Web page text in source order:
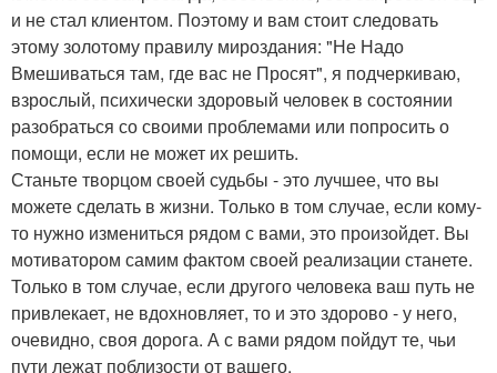
и не стал клиентом. Поэтому и вам стоит следовать
этому золотому правилу мироздания: "Не Надо
Вмешиваться там, где вас не Просят", я подчеркиваю,
взрослый, психически здоровый человек в состоянии
разобраться со своими проблемами или попросить о
помощи, если не может их решить.
Станьте творцом своей судьбы - это лучшее, что вы
можете сделать в жизни. Только в том случае, если кому-
то нужно измениться рядом с вами, это произойдет. Вы
мотиватором самим фактом своей реализации станете.
Только в том случае, если другого человека ваш путь не
привлекает, не вдохновляет, то и это здорово - у него,
очевидно, своя дорога. А с вами рядом пойдут те, чьи
пути лежат поблизости от вашего.